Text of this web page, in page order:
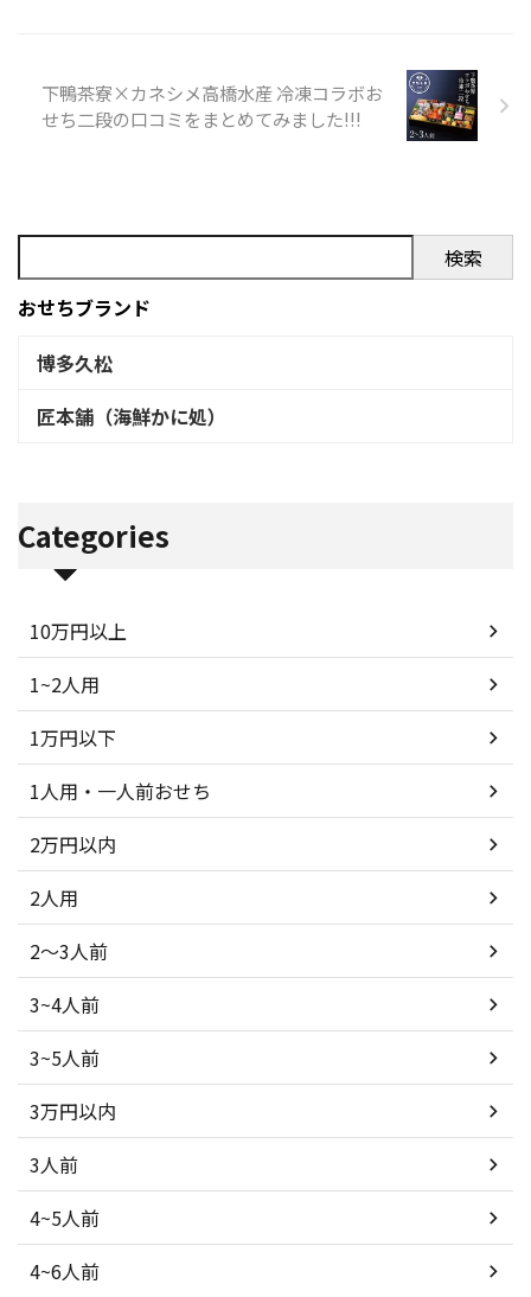
下鴨茶寮×カネシメ高橋水産 冷凍コラボお
せち二段の口コミをまとめてみました!!!
検索
おせちブランド
博多久松
匠本舗（海鮮かに処）
Categories
10万円以上
1~2人用
1万円以下
1人用・一人前おせち
2万円以内
2人用
2～3人前
3~4人前
3~5人前
3万円以内
3人前
4~5人前
4~6人前